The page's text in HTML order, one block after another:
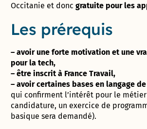
Occitanie et doncgratuite pour les
Les prérequis
– avoir une forte motivation et une
pour la tech,
– être inscrit à France Travail,
– avoir certaines bases en langage
qui confirment l’intérêt pour le
candidature, un exercice de
basique sera demandé).